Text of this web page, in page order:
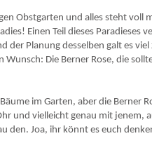
Obstgarten und alles steht voll
Einen Teil dieses Paradieses
Planung desselben galt es
Die Berner Rose, die
im Garten, aber die Berner
und vielleicht genau mit jenem,
den. Joa, ihr könnt es euch